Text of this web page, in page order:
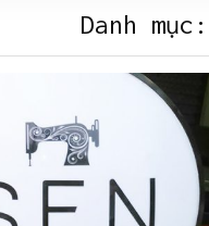
Danh mục: